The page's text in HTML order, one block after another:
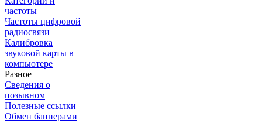
частоты
Частоты цифровой
радиосвязи
Калибровка
звуковой карты в
компьютере
Разное
Сведения о
позывном
Полезные ссылки
Обмен баннерами